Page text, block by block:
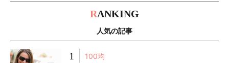
RANKING
人気の記事
1 100均